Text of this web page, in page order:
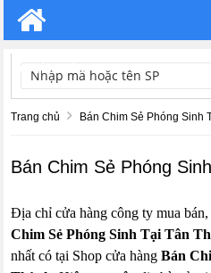
TÌM KIẾM
Trang chủ Bán Chim Sẻ Phóng Sinh
Bán Chim Sẻ Phóng
Địa chỉ cửa hàng công ty mua
Chim Sẻ Phóng Sinh Tại Tân
nhất có tại Shop cửa hàngBán